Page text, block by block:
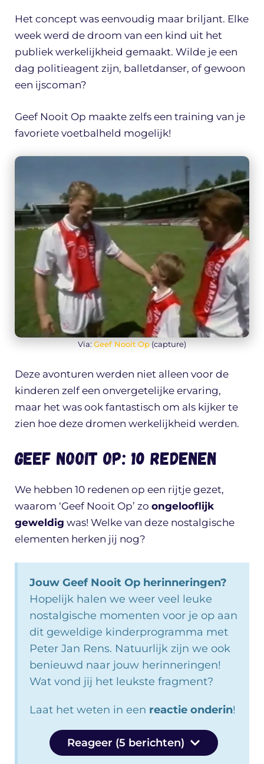
Het concept was eenvoudig maar briljant. Elke
week werd de droom van een kind uit het
publiek werkelijkheid gemaakt. Wilde je een
dag politieagent zijn, balletdanser, of gewoon
een ijscoman?
Geef Nooit Op maakte zelfs een training van je
favoriete voetbalheld mogelijk!
Via: Geef Nooit Op (capture)
Deze avonturen werden niet alleen voor de
kinderen zelf een onvergetelijke ervaring,
maar het was ook fantastisch om als kijker te
zien hoe deze dromen werkelijkheid werden.
Geef Nooit Op: 10 redenen
We hebben 10 redenen op een rijtje gezet,
waarom ‘Geef Nooit Op’ zo ongelooflijk
geweldig was! Welke van deze nostalgische
elementen herken jij nog?
Jouw Geef Nooit Op herinneringen?
Hopelijk halen we weer veel leuke
nostalgische momenten voor je op aan
dit geweldige kinderprogramma met
Peter Jan Rens. Natuurlijk zijn we ook
benieuwd naar jouw herinneringen!
Wat vond jij het leukste fragment?
Laat het weten in een reactie onderin!
Reageer (5 berichten)